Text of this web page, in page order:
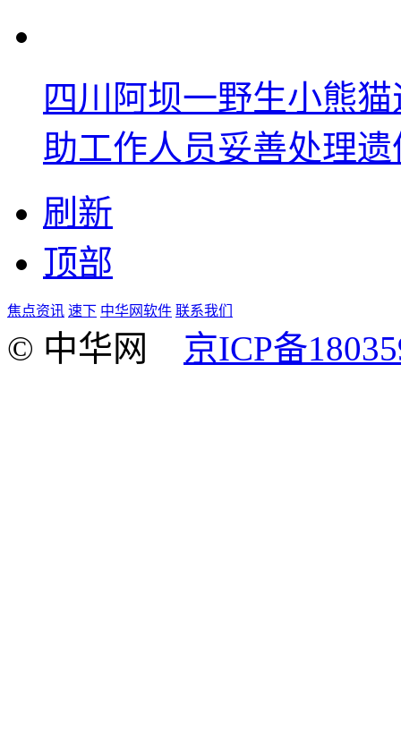
四川阿坝一野生小熊
助工作人员妥善处理遗
刷新
顶部
焦点资讯 速下 中华网软件 联系我们
© 中华网 京ICP备